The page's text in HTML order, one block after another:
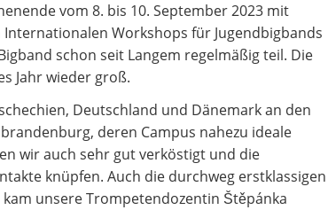
vom 8. bis 10. September 2023 mit
Workshops für Jugendbigbands
schon seit Langem regelmäßig teil. Die
Jahr wieder groß.
Deutschland und Dänemark an den
deren Campus nahezu ideale
wir auch sehr gut verköstigt und die
knüpfen. Auch die durchweg erstklassigen
unsere Trompetendozentin Štěpánka